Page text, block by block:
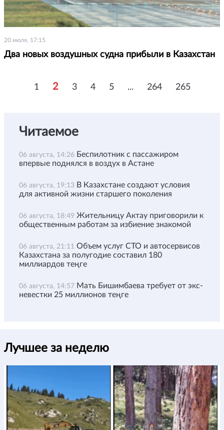
20 июля, 17:15
Два новых воздушных судна прибыли в Казахстан
1 2 3 4 5 ... 264 265
Читаемое
06 августа, 14:26 Беспилотник с пассажиром
впервые поднялся в воздух в Астане
06 августа, 19:13 В Казахстане создают условия
для активной жизни старшего поколения
06 августа, 18:49 Жительницу Актау приговорили к
общественным работам за избиение знакомой
06 августа, 21:11 Объем услуг СТО и автосервисов
Казахстана за полугодие составил 180
миллиардов теңге
06 августа, 14:57 Мать Бишимбаева требует от экс-
невестки 25 миллионов теңге
Лучшее за неделю